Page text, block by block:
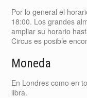
Por lo general el
18:00. Los grandes
ampliar su horario
Circus es posible
Moneda
En Londres como en
libra.